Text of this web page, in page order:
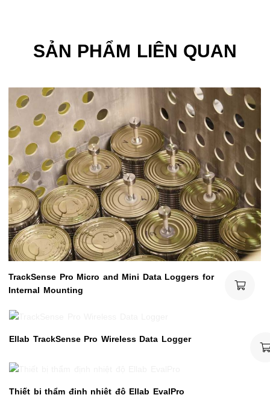
SẢN PHẨM LIÊN QUAN
TrackSense Pro Micro and Mini Data Loggers for
Internal Mounting
Ellab TrackSense Pro Wireless Data Logger
Thiết bị thẩm định nhiệt độ Ellab EvalPro